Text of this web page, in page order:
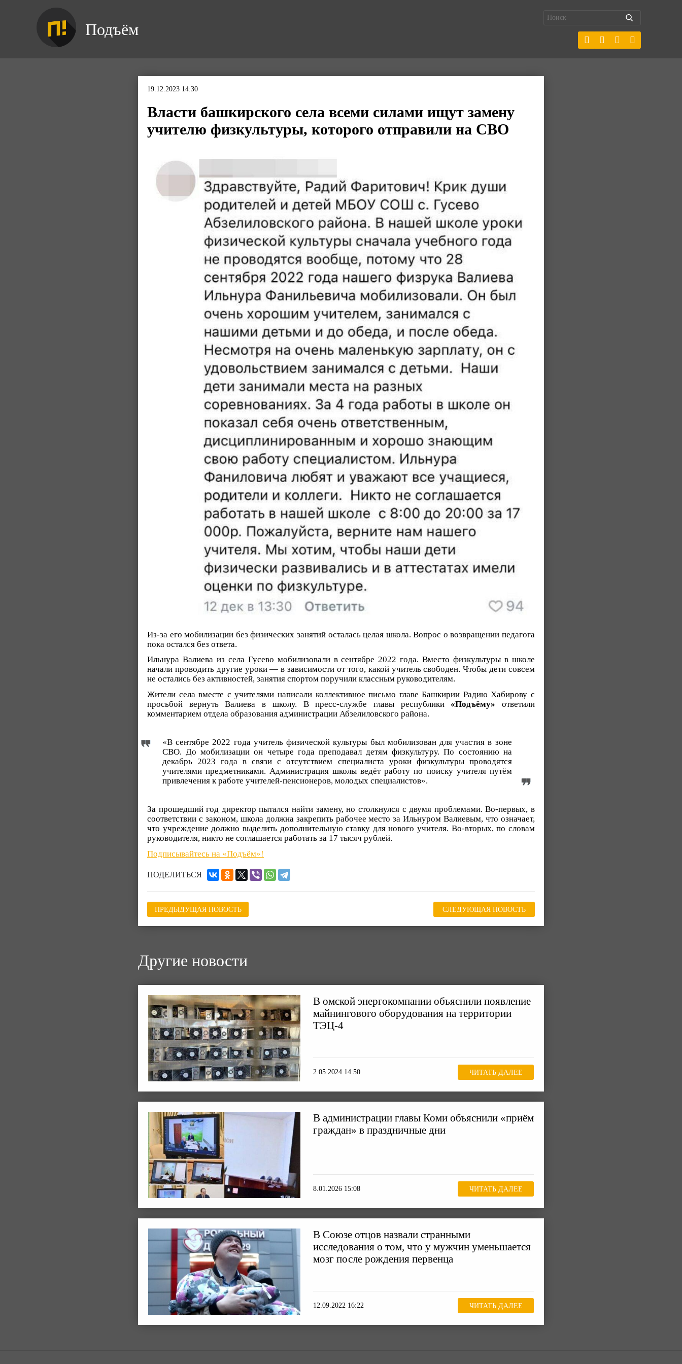
Подъём
19.12.2023 14:30
Власти башкирского села всеми силами ищут замену
учителю физкультуры, которого отправили на СВО
Из-за его мобилизации без физических занятий осталась целая школа. Вопрос о возвращении педагога
пока остался без ответа.
Ильнура Валиева из села Гусево мобилизовали в сентябре 2022 года. Вместо физкультуры в школе
начали проводить другие уроки — в зависимости от того, какой учитель свободен. Чтобы дети совсем
не остались без активностей, занятия спортом поручили классным руководителям.
Жители села вместе с учителями написали коллективное письмо главе Башкирии Радию Хабирову с
просьбой вернуть Валиева в школу. В пресс-службе главы республики «Подъёму» ответили
комментарием отдела образования администрации Абзелиловского района.
«В сентябре 2022 года учитель физической культуры был мобилизован для участия в зоне
СВО. До мобилизации он четыре года преподавал детям физкультуру. По состоянию на
декабрь 2023 года в связи с отсутствием специалиста уроки физкультуры проводятся
учителями предметниками. Администрация школы ведёт работу по поиску учителя путём
привлечения к работе учителей-пенсионеров, молодых специалистов».
За прошедший год директор пытался найти замену, но столкнулся с двумя проблемами. Во-первых, в
соответствии с законом, школа должна закрепить рабочее место за Ильнуром Валиевым, что означает,
что учреждение должно выделить дополнительную ставку для нового учителя. Во-вторых, по словам
руководителя, никто не соглашается работать за 17 тысяч рублей.
Подписывайтесь на «Подъём»!
ПОДЕЛИТЬСЯ
ПРЕДЫДУЩАЯ НОВОСТЬ СЛЕДУЮЩАЯ НОВОСТЬ
Другие новости
В омской энергокомпании объяснили появление
майнингового оборудования на территории
ТЭЦ-4
2.05.2024 14:50 ЧИТАТЬ ДАЛЕЕ
В администрации главы Коми объяснили «приём
граждан» в праздничные дни
8.01.2026 15:08 ЧИТАТЬ ДАЛЕЕ
В Союзе отцов назвали странными
исследования о том, что у мужчин уменьшается
мозг после рождения первенца
12.09.2022 16:22 ЧИТАТЬ ДАЛЕЕ